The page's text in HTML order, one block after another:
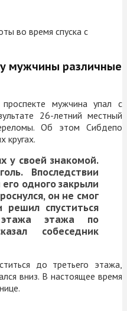
мужчины различные
мужчина упал с
26-летний местный
Об этом Сибдепо
кругах.
у своей знакомой.
Впоследствии
одного закрыли
он не смог
спуститься
этажа по
собеседник
до третьего этажа,
вниз. В настоящее время